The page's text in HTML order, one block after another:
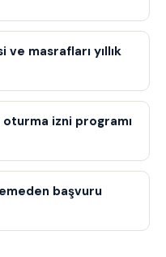
masrafları yıllık
oturma izni programı
başvuru